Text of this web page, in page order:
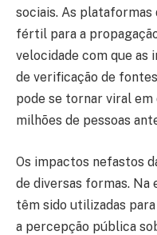
sociais. As
fértil para a
velocidade com que as
de verificação de
pode se tornar viral em
milhões de pessoas
Os impactos nefastos
de diversas formas.
têm sido utilizadas
a percepção pública